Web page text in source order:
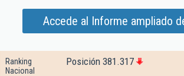
Accede al Informe ampliado
Ranking
Nacional
Posición 381.317